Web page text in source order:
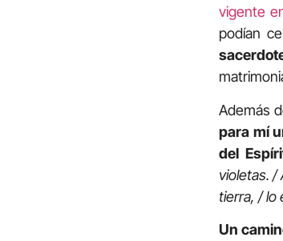
vigente
podían
Además
para mí
del
violetas. /
tierra, / lo
Un